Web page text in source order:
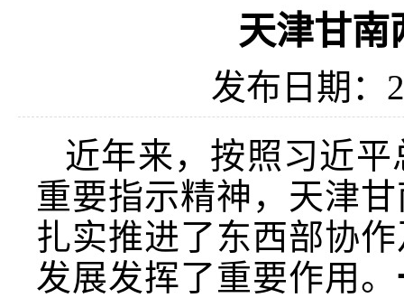
天津甘南
发布日期：
近年来，按照习近
重要指示精神，天津
扎实推进了东西部协
发展发挥了重要作用。